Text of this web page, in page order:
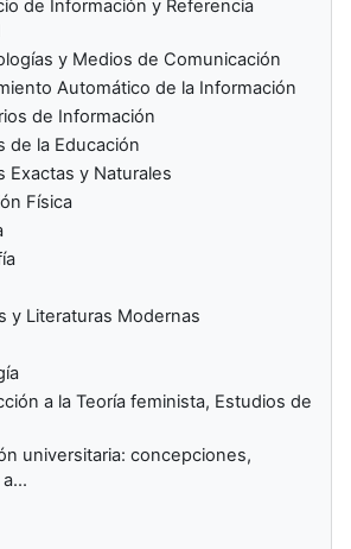
de Información y Referencia
y Medios de Comunicación
Automático de la Información
de Información
de la Educación
Exactas y Naturales
Física
y Literaturas Modernas
a la Teoría feminista, Estudios de
universitaria: concepciones,